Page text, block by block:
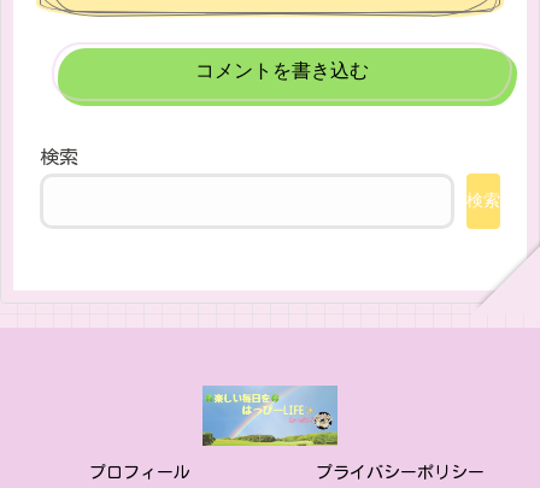
コメントを書き込む
検索
検索
プロフィール プライバシーポリシー